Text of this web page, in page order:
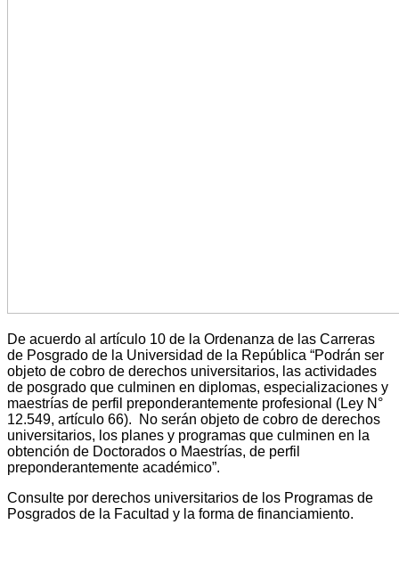
De acuerdo al artículo 10 de la Ordenanza de las Carreras
de Posgrado de la Universidad de la República “Podrán ser
objeto de cobro de derechos universitarios, las actividades
de posgrado que culminen en diplomas, especializaciones y
maestrías de perfil preponderantemente profesional (Ley N°
12.549, artículo 66).
No serán objeto de cobro de derechos
universitarios, los planes y programas que culminen en la
obtención de Doctorados o Maestrías, de perfil
preponderantemente académico”.
Consulte por derechos universitarios de los Programas de
Posgrados de la Facultad y la forma de financiamiento.